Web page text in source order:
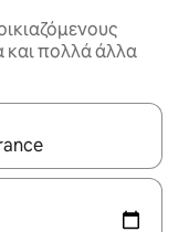
και πολλά άλλα
μπορείτε να